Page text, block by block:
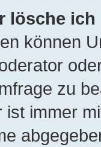
lösche
können
zu
ist immer